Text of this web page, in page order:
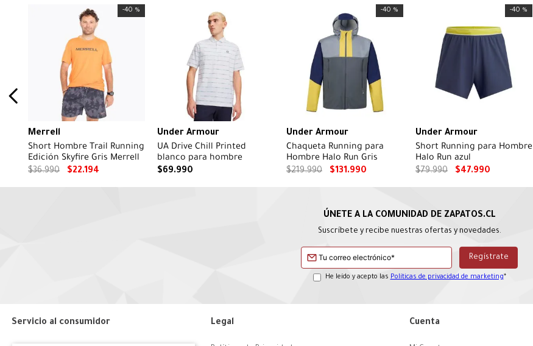
-40 %
Merrell
Short Hombre Trail Running
Edición Skyfire Gris Merrell
$36.990 $22.194
Under Armour
UA Drive Chill Printed
blanco para hombre
$69.990
-40 %
Under Armour
Chaqueta Running para
Hombre Halo Run Gris
$219.990 $131.990
-40 %
Under Armour
Short Running para Hombre
Halo Run azul
$79.990 $47.990
Suscríbete y recibe nuestras ofertas y novedades.
He leído y acepto las Políticas de privacidad de marketing*
Servicio al consumidor Legal Cuenta